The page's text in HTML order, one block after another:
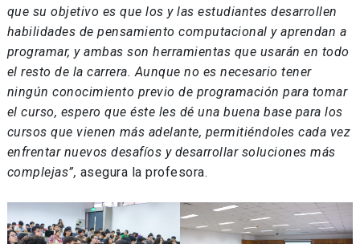
que su objetivo es que los y las estudiantes desarrollen
habilidades de pensamiento computacional y aprendan a
programar, y ambas son herramientas que usarán en todo
el resto de la carrera. Aunque no es necesario tener
ningún conocimiento previo de programación para tomar
el curso, espero que éste les dé una buena base para los
cursos que vienen más adelante, permitiéndoles cada vez
enfrentar nuevos desafíos y desarrollar soluciones más
complejas”, asegura la profesora.